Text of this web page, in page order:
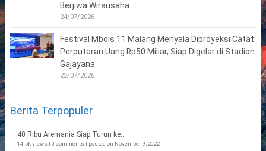
Berjiwa Wirausaha
24/07/2026
Festival Mbois 11 Malang Menyala Diproyeksi Catat
Perputaran Uang Rp50 Miliar, Siap Digelar di Stadion
Gajayana
22/07/2026
Berita Terpopuler
40 Ribu Aremania Siap Turun ke...
14.5k views | 0 comments | posted on November 9, 2022